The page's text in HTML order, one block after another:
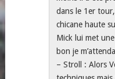
dans le 1er
chicane haute
Mick lui met
bon je
– Stroll : Alors